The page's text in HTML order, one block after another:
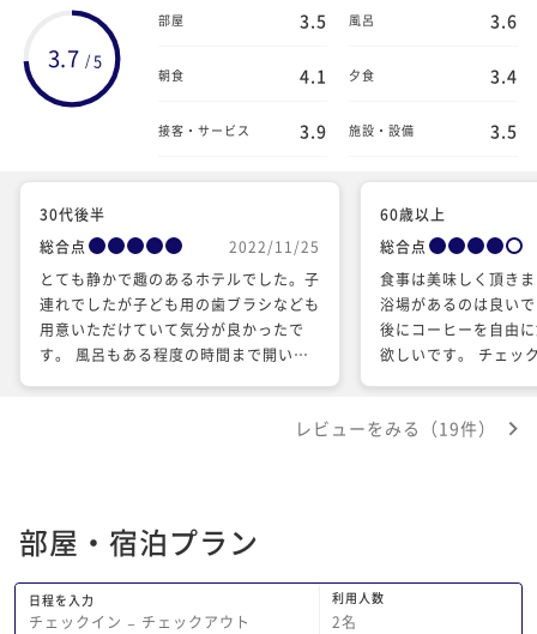
3.7 /5
部屋 3.5 風呂 3.6
朝食 4.1 夕食 3.4
接客・サービス 3.9 施設・設備 3.5
30代後半
総合点
2022/11/25
とても静かで趣のあるホテルでした。子
連れでしたが子ども用の歯ブラシなども
用意いただけていて気分が良かったで
す。 風呂もある程度の時間まで開いて
たなという気持ちもあらはます。 近辺
会があれば伺わせていただければと思い
ます。
60歳以上
総合点
食事は美味しく頂き
浴場があるのは良い
後にコーヒーを自由
欲しいです。 チェッ
で通常2人では対応頂
レビューをみる（19件）
部屋・宿泊プラン
日程を入力
チェックイン − チェックアウト
利用人数
2名